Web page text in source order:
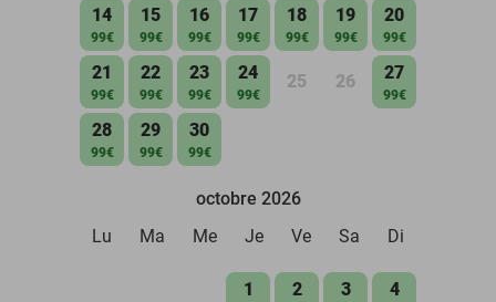
14
99€
15
99€
16
99€
17
99€
18
99€
19
99€
20
99€
21
99€
22
99€
23
99€
24
99€
25 26 27
99€
28
99€
29
99€
30
99€
octobre 2026
Lu
Ma Me Je Ve Sa Di
1 2 3 4